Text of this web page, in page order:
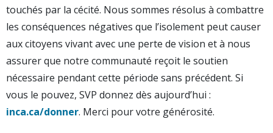
touchés par la cécité. Nous sommes résolus à combattre
les conséquences négatives que l’isolement peut causer
aux citoyens vivant avec une perte de vision et à nous
assurer que notre communauté reçoit le soutien
nécessaire pendant cette période sans précédent. Si
vous le pouvez, SVP donnez dès aujourd’hui :
inca.ca/donner. Merci pour votre générosité.